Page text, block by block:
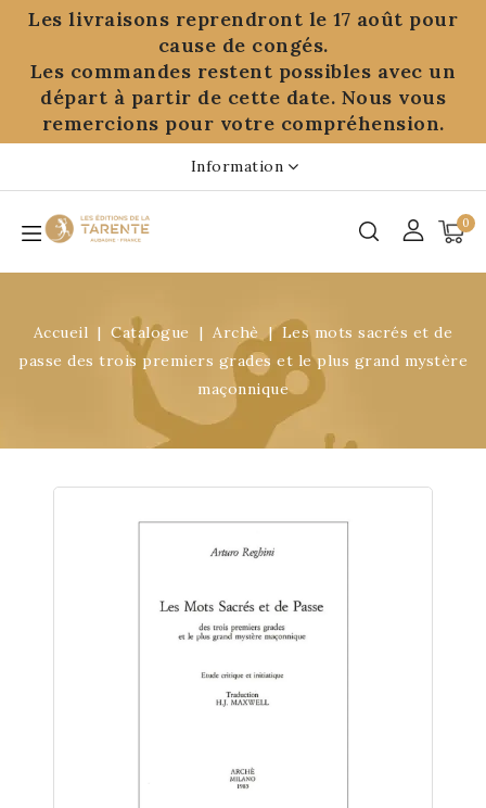
Les livraisons reprendront le 17 août pour
cause de congés.
Les commandes restent possibles avec un
départ à partir de cette date. Nous vous
remercions pour votre compréhension.
Information
0
Accueil Catalogue Archè
Les mots sacrés et de
passe des trois premiers grades et le plus grand mystère
maçonnique
Panneau de gestion des cookies